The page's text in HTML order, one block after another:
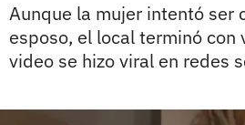
Aunque la mujer intentó ser
esposo, el local terminó con
video se hizo viral en redes